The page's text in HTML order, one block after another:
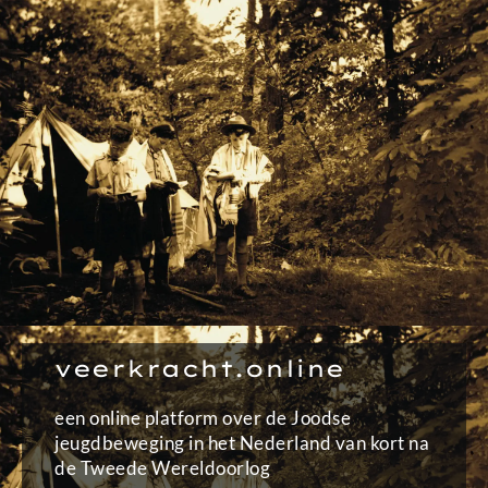
Ga
naar
de
inhoud
veerkracht.online
een online platform over de Joodse
jeugdbeweging in het Nederland van kort na
de Tweede Wereldoorlog